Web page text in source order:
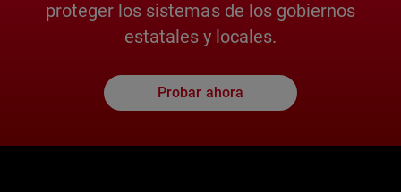
proteger los sistemas de los gobiernos
estatales y locales.
Probar ahora